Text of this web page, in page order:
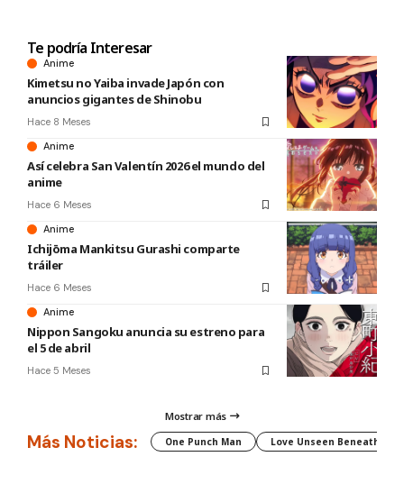
Te podría Interesar
Anime
Kimetsu no Yaiba invade Japón con
anuncios gigantes de Shinobu
Hace 8 Meses
Anime
Así celebra San Valentín 2026 el mundo del
anime
Hace 6 Meses
Anime
Ichijōma Mankitsu Gurashi comparte
tráiler
Hace 6 Meses
Anime
Nippon Sangoku anuncia su estreno para
el 5 de abril
Hace 5 Meses
Mostrar más
Más Noticias: One Punch Man Love Unseen Beneath the